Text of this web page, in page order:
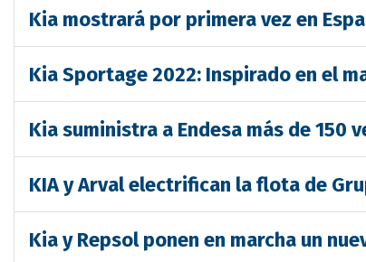
Kia mostrará por primera vez en
Kia Sportage 2022: Inspirado en el
Kia suministra a Endesa más de 150
KIA y Arval electrifican la flota de
Kia y Repsol ponen en marcha un